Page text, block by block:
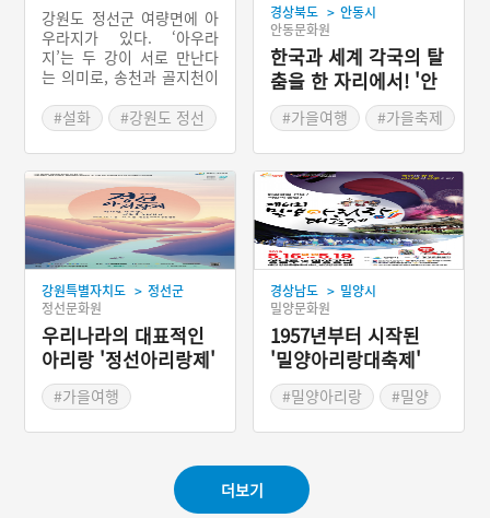
강원도 정선군 여량면에 아
우라지가 있다. ‘아우라
지’는 두 강이 서로 만난다
는 의미로, 송천과 골지천이
지에 사랑하는 처녀 총각이
살고 있었는데, 이들은 강
이쪽과 저쪽에 살아 배를 타
고 만나 동박(동백)을 따러
다녔다. 어느 날 그 전날 밤
에 내린 비 때문에 배를 띄
울 수가 없자 총각은 그리운
마음을 담아 노래를 지어 불
렀다. 또 다른 설화에는 한
양에 간 총각이 나무 판 돈
을 탕진하며 한양에서 여자
를 만났다. 매일같이 정선에
서 총각을 기다리던 처녀는
그만 아우라지에 투신 자살
하고 말았다. 이후 아우라지
에는 해마다 두 세명의 사람
들이 빠져 죽어 처녀상을 세
#설화
#강원도 정선
경상북도 > 안동시
안동문화원
한국과 세계 각국의 탈
춤을 한 자리에서! '안
동국제탈춤페스티벌'
#가을여행 #가을축제
강원특별자치도 > 정선군
정선문화원
우리나라의 대표적인
아리랑 '정선아리랑제'
#가을여행
경상남도 > 밀양시
밀양문화원
1957년부터 시작된
'밀양아리랑대축제'
#밀양아리랑
#밀양
더보기